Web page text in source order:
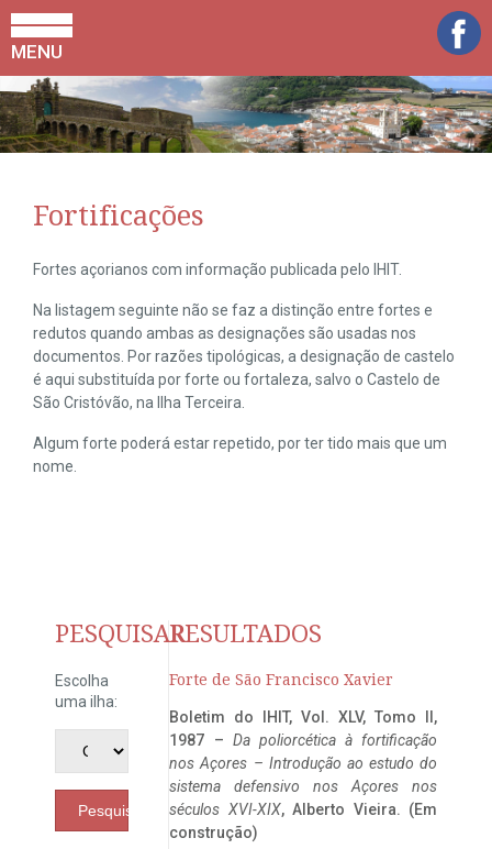
MENU
Fortificações
Fortes açorianos com informação publicada pelo IHIT.
Na listagem seguinte não se faz a distinção entre fortes e
redutos quando ambas as designações são usadas nos
documentos. Por razões tipológicas, a designação de castelo
é aqui substituída por forte ou fortaleza, salvo o Castelo de
São Cristóvão, na Ilha Terceira.
Algum forte poderá estar repetido, por ter tido mais que um
nome.
PESQUISAR
Escolha
uma ilha:
Pesquisar
RESULTADOS
Forte de São Francisco Xavier
Boletim do IHIT, Vol. XLV, Tomo II,
1987 – Da poliorcética à fortificação
nos Açores – Introdução ao estudo do
sistema defensivo nos Açores nos
séculos XVI-XIX, Alberto Vieira. (Em
construção)